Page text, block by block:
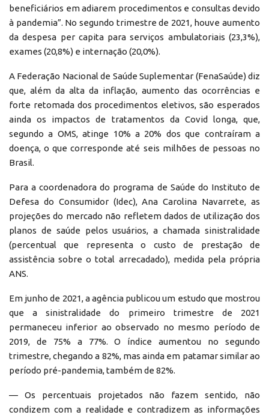
beneficiários em adiarem procedimentos e consultas devido
à pandemia”. No segundo trimestre de 2021, houve aumento
da despesa per capita para serviços ambulatoriais (23,3%),
exames (20,8%) e internação (20,0%).
A Federação Nacional de Saúde Suplementar (FenaSaúde) diz
que, além da alta da inflação, aumento das ocorrências e
forte retomada dos procedimentos eletivos, são esperados
ainda os impactos de tratamentos da Covid longa, que,
segundo a OMS, atinge 10% a 20% dos que contraíram a
doença, o que corresponde até seis milhões de pessoas no
Brasil.
Para a coordenadora do programa de Saúde do Instituto de
Defesa do Consumidor (Idec), Ana Carolina Navarrete, as
projeções do mercado não refletem dados de utilização dos
planos de saúde pelos usuários, a chamada sinistralidade
(percentual que representa o custo de prestação de
assistência sobre o total arrecadado), medida pela própria
ANS.
Em junho de 2021, a agência publicou um estudo que mostrou
que a sinistralidade do primeiro trimestre de 2021
permaneceu inferior ao observado no mesmo período de
2019, de 75% a 77%. O índice aumentou no segundo
trimestre, chegando a 82%, mas ainda em patamar similar ao
período pré-pandemia, também de 82%.
— Os percentuais projetados não fazem sentido, não
condizem com a realidade e contradizem as informações